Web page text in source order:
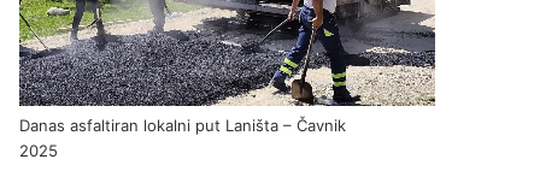
Danas asfaltiran lokalni put Laništa – Čavnik
2025